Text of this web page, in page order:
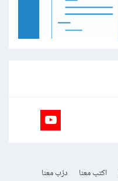
اكتب معنا
درّب معنا